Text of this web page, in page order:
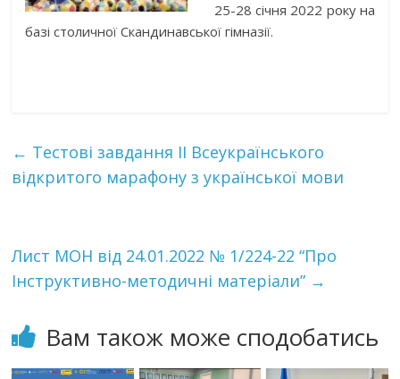
25-28 січня 2022 року на
базі столичної Скандинавської гімназії.
← Тестові завдання II Всеукраїнського
відкритого марафону з української мови
Лист МОН від 24.01.2022 № 1/224-22 “Про
Інструктивно-методичні матеріали” →
Вам також може сподобатись